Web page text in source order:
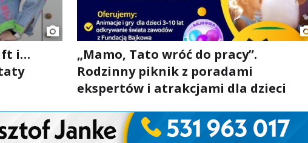
i…
„Mamo, Tato wróć do pracy”.
Rodzinny piknik z poradami
ekspertów i atrakcjami dla dzieci